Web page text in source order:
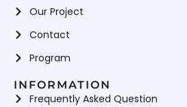
Our Project
Contact
Program
INFORMATION
Frequently Asked Question